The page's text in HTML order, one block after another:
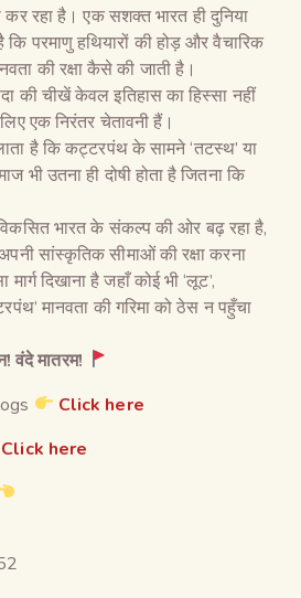
रहा है। एक सशक्त भारत ही दुनिया
परमाणु हथियारों की होड़ और वैचारिक
की रक्षा कैसे की जाती है।
की चीखें केवल इतिहास का हिस्सा नहीं
एक निरंतर चेतावनी हैं।
है कि कट्टरपंथ के सामने ‘तटस्थ’ या
भी उतना ही दोषी होता है जितना कि
भारत के संकल्प की ओर बढ़ रहा है,
सांस्कृतिक सीमाओं की रक्षा करना
दिखाना है जहाँ कोई भी ‘लूट’,
मानवता की गरिमा को ठेस न पहुँचा
वंदे मातरम!
Click here
Click here